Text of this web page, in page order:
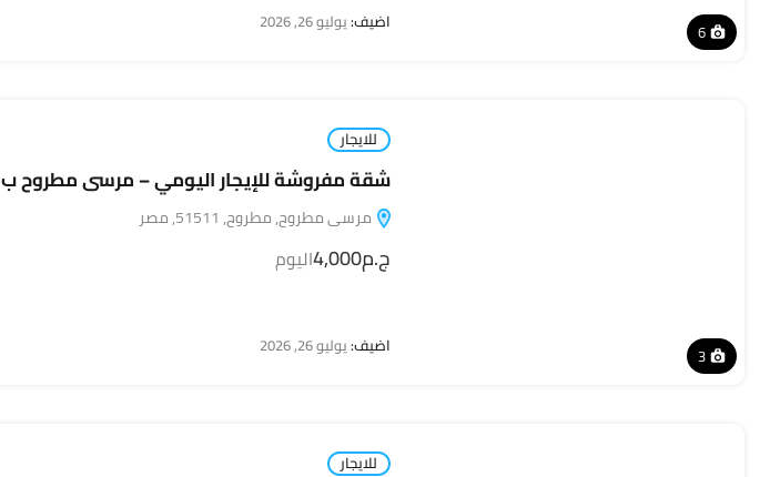
6 اضيف:يوليو 26, 2026
3
للايجار
شقة مفروشة للإيجار اليومي – مرسى مطروح ب 4,000 جنيه
مرسى مطروح, مطروح, 51511, مصر
ج.م4,000 اليوم
اضيف:يوليو 26, 2026
للايجار